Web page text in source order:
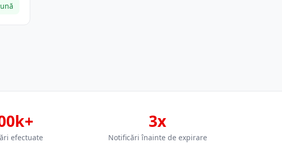
efectuate
3x
Notificări înainte de expirare